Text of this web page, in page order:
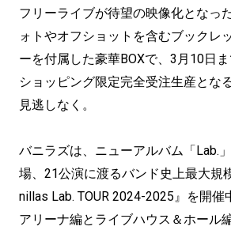
フリーライブが待望の映像化となっ
ォトやオフショットを含むブックレ
ーを付属した豪華BOXで、3月10日
ショッピング限定完全受注生産とな
見逃しなく。
バニラズは、ニューアルバム「Lab.
場、21公演に渡るバンド史上最大規
nillas Lab. TOUR 2024-2025』を開催
アリーナ編とライブハウス＆ホール